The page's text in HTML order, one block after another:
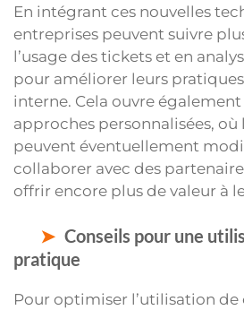
En intégrant ces nouvelles
entreprises peuvent suivre
l’usage des tickets et en
pour améliorer leurs
interne. Cela ouvre
approches personnalisées, où
peuvent éventuellement
collaborer avec des
offrir encore plus de valeur à
Conseils pour une
pratique
Pour optimiser l’utilisation de